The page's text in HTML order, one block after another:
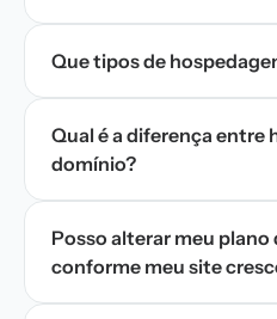
Que tipos de
Qual é a diferença entre
domínio?
Posso alterar meu plano
conforme meu site